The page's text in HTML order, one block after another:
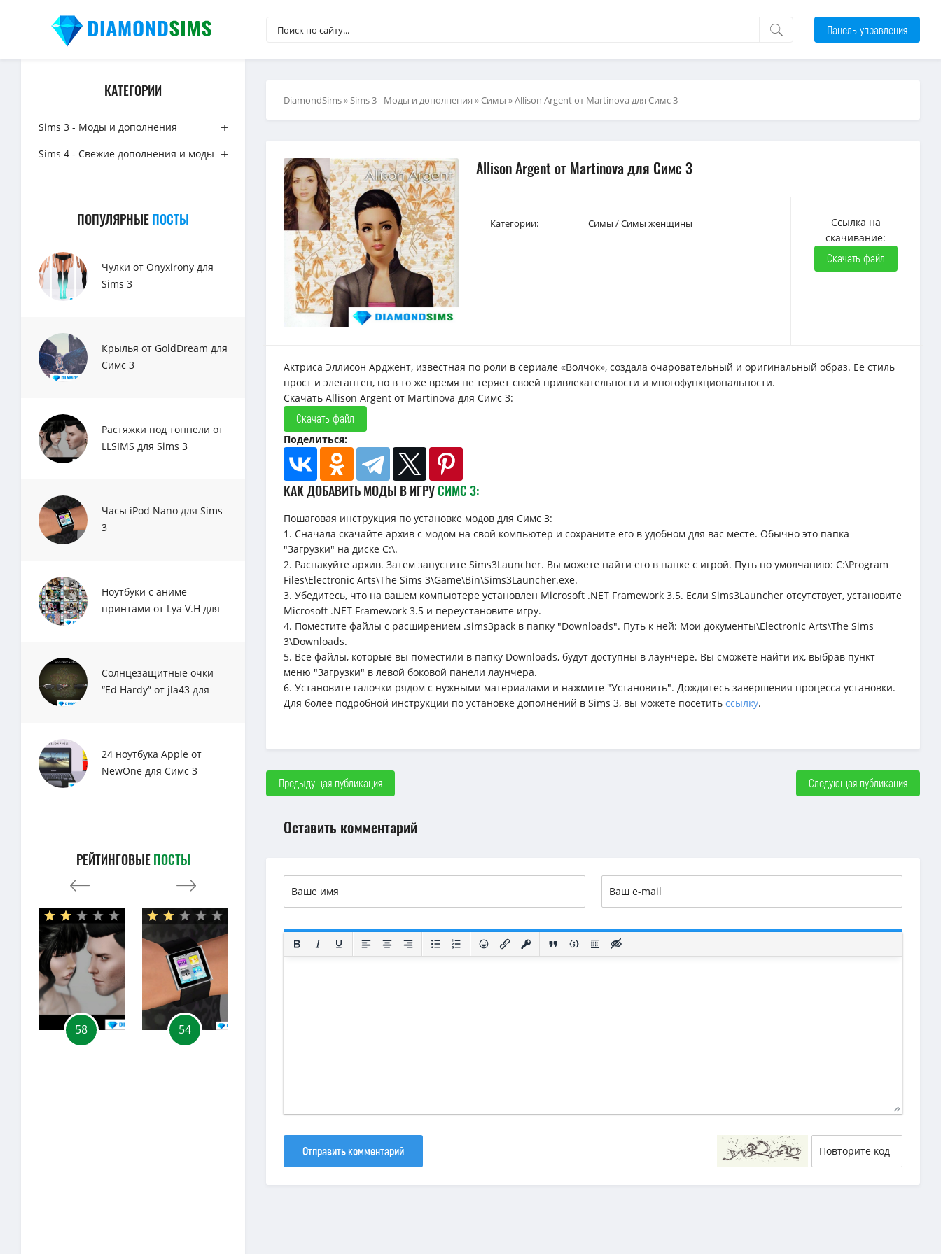
Панель управления
КАТЕГОРИИ
Sims 3 - Моды и дополнения
Sims 4 - Свежие дополнения и моды
ПОПУЛЯРНЫЕПОСТЫ
Чулки от Onyxirony для
Sims 3
Крылья от GoldDream для
Симс 3
Растяжки под тоннели от
LLSIMS для Sims 3
Часы iPod Nano для Sims
3
Ноутбуки с аниме
принтами от Lya V.H для
Солнцезащитные очки
“Ed Hardy” от jla43 для
24 ноутбука Apple от
NewOne для Симс 3
РЕЙТИНГОВЫЕПОСТЫ
58 54
DiamondSims»Sims 3 - Моды и дополнения »Симы » Allison Argent от Martinova для Симс 3
Allison Argent от Martinova для Симс 3
Категории: Симы /Симы женщины
Ссылка на
скачивание:
Скачать файл
Актриса Эллисон Арджент, известная по роли в сериале «Волчок», создала очаровательный и оригинальный образ. Ее стиль
прост и элегантен, но в то же время не теряет своей привлекательности и многофункциональности.
Скачать Allison Argent от Martinova для Симс 3:
Скачать файл
Поделиться:
КАК ДОБАВИТЬ МОДЫ В ИГРУСИМС 3:
Пошаговая инструкция по установке модов для Симс 3:
1. Сначала скачайте архив с модом на свой компьютер и сохраните его в удобном для вас месте. Обычно это папка
"Загрузки" на диске C:\.
2. Распакуйте архив. Затем запустите Sims3Launcher. Вы можете найти его в папке с игрой. Путь по умолчанию: C:\Program
Files\Electronic Arts\The Sims 3\Game\Bin\Sims3Launcher.exe.
3. Убедитесь, что на вашем компьютере установлен Microsoft .NET Framework 3.5. Если Sims3Launcher отсутствует, установите
Microsoft .NET Framework 3.5 и переустановите игру.
4. Поместите файлы с расширением .sims3pack в папку "Downloads". Путь к ней: Мои документы\Electronic Arts\The Sims
3\Downloads.
5. Все файлы, которые вы поместили в папку Downloads, будут доступны в лаунчере. Вы сможете найти их, выбрав пункт
меню "Загрузки" в левой боковой панели лаунчера.
6. Установите галочки рядом с нужными материалами и нажмите "Установить". Дождитесь завершения процесса установки.
Для более подробной инструкции по установке дополнений в Sims 3, вы можете посетить ссылку.
Предыдущая публикация Следующая публикация
Оставить комментарий
Отправить комментарий